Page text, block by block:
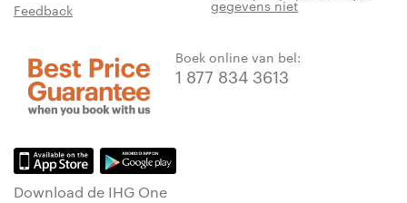
gegevens niet
Feedback
Boek online van bel:
1 877 834 3613
Download de IHG One